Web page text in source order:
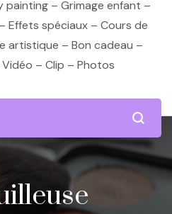
painting – Grimage enfant –
Effets spéciaux – Cours de
artistique – Bon cadeau –
– Clip – Photos